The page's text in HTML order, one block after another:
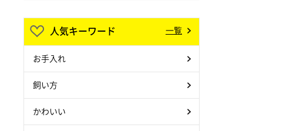
人気キーワード 一覧
お手入れ
飼い方
かわいい